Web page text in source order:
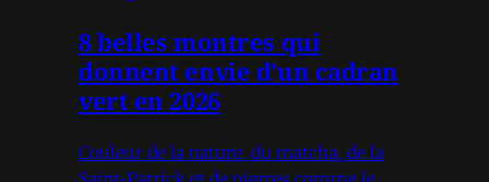
8 belles montres qui
donnent envie d’un cadran
vert en 2026
Couleur de la nature, du matcha, de la